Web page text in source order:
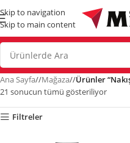
Skip to navigation
Skip to main content
Ana Sayfa/ Mağaza/ Ürünler
21 sonucun tümü gösteriliyor
Filtreler